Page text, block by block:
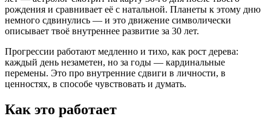
рождения и сравнивает её с натальной. Планеты к этому дню
немного сдвинулись — и это движение символически
описывает твоё внутреннее развитие за 30 лет.
Прогрессии работают медленно и тихо, как рост дерева:
каждый день незаметен, но за годы — кардинальные
перемены. Это про внутренние сдвиги в личности, в
ценностях, в способе чувствовать и думать.
Как это работает